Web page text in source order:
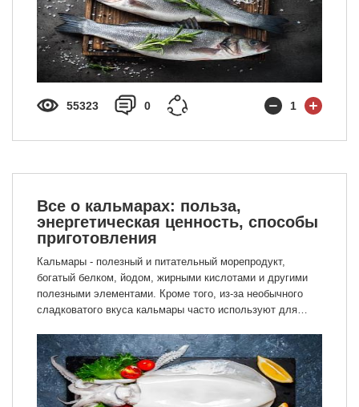
55323 0 1
Все о кальмарах: польза,
энергетическая ценность, способы
приготовления
Кальмары - полезный и питательный морепродукт,
богатый белком, йодом, жирными кислотами и другими
полезными элементами. Кроме того, из-за необычного
сладковатого вкуса кальмары часто используют для
разных кухонь мира. Подробнее об этом морепродукте в
нашей статье.